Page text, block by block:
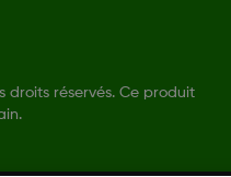
droits réservés. Ce produit